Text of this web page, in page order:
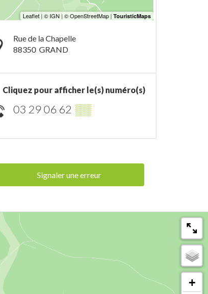
Rue de la Chapelle
88350 GRAND
Cliquez pour afficher le(s) numéro(s)
03 29 06 62 ▒▒
Signaler une erreur
+